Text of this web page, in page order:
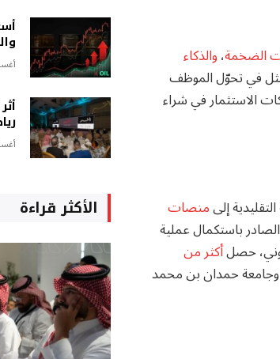
الضخمة،والذكاء
في تحوّل الموظف
الاستثمار في شراء
منصات
باستكمال عملية
حصلأكثر من
وجامعة حمدان بن محمد
الأكثر قراءة